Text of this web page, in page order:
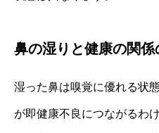
鼻の湿りと健康の関
湿った鼻は嗅覚に優れる状
が即健康不良につながるわ